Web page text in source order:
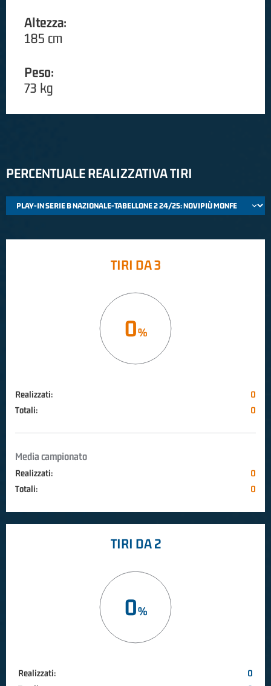
Altezza:
185 cm
Peso:
73 kg
PERCENTUALE REALIZZATIVA TIRI
TIRI DA 3
0
Realizzati:
0
Totali:
0
Media campionato
Realizzati:
0
Totali:
0
TIRI DA 2
0
Realizzati:
0